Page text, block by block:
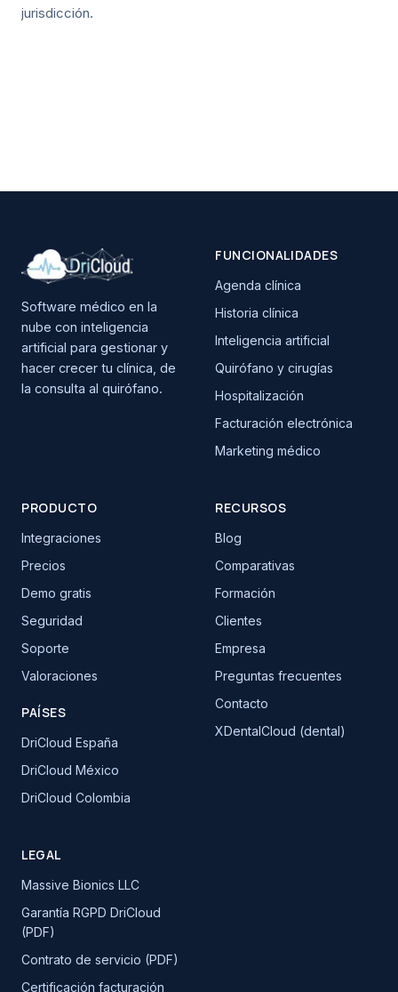
jurisdicción.
Software médico en la
nube con inteligencia
artificial para gestionar y
hacer crecer tu clínica, de
la consulta al quirófano.
FUNCIONALIDADES
Agenda clínica
Historia clínica
Inteligencia artificial
Quirófano y cirugías
Hospitalización
Facturación electrónica
Marketing médico
PRODUCTO
Integraciones
Precios
Demo gratis
Seguridad
Soporte
Valoraciones
PAÍSES
DriCloud España
DriCloud México
DriCloud Colombia
RECURSOS
Blog
Comparativas
Formación
Clientes
Empresa
Preguntas frecuentes
Contacto
XDentalCloud (dental)
LEGAL
Massive Bionics LLC
Garantía RGPD DriCloud
(PDF)
Contrato de servicio (PDF)
Certificación facturación